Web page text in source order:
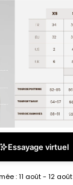
Essayage virtuel
:11 août - 12 août